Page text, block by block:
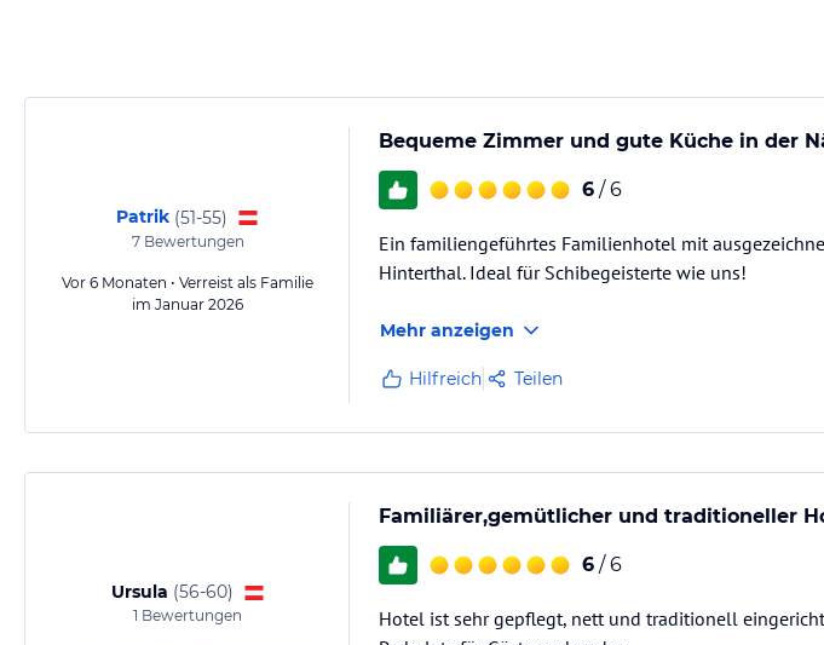
Patrik (51-55)
7Bewertungen
Vor 6 Monaten • Verreist als Familie
im Januar 2026
Bequeme Zimmer und gute Küche in der
6 / 6
Ein familiengeführtes Familienhotel mit
Hinterthal. Ideal für Schibegeisterte wie uns!
Mehr anzeigen
Hilfreich Teilen
Ursula (56-60)
1 Bewertungen
Familiärer,gemütlicher und traditioneller
6 / 6
Hotel ist sehr gepflegt, nett und traditionell